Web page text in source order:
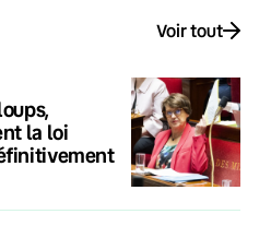
Voir tout
la loi